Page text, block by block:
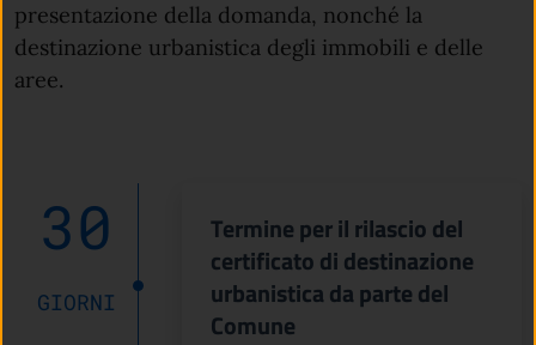
presentazione della domanda, nonché la
destinazione urbanistica degli immobili e delle
aree.
30
GIORNI
Termine per il rilascio del
certificato di destinazione
urbanistica da parte del
Comune